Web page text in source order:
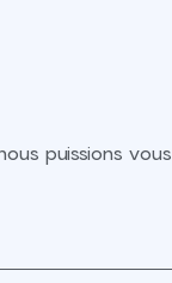
puissions vous